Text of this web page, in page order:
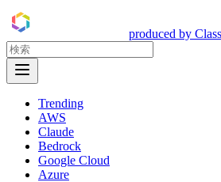
produced by
Trending
AWS
Claude
Bedrock
Google Cloud
Azure